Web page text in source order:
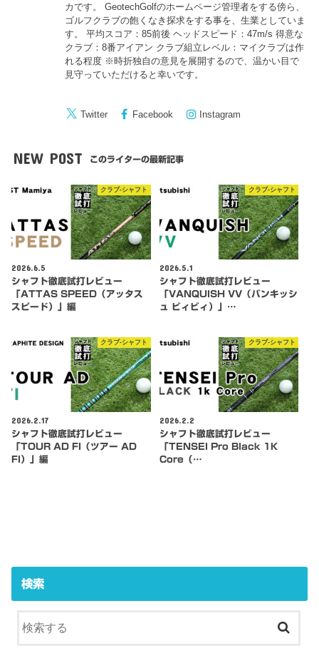
カです。 GeotechGolfのホームページ管理者をする傍ら、
ゴルフクラブの飽くなき探求をする事を、生業としていま
す。 平均スコア：85前後 ヘッドスピード：47m/s 得意な
クラブ：8番アイアン クラブ組立レベル：マイクラブは作
れる程度 ※時折独自の意見を展開するので、温かい目で
見守っていただけると幸いです。
Twitter Facebook Instagram
NEW POST このライターの最新記事
クラブ-シャフト
2026.6.5
シャフト徹底試打レビュー
「ATTAS SPEED（アッタス
スピード）」編
クラブ-シャフト
2026.5.1
シャフト徹底試打レビュー
「VANQUISH VV（バンキッシ
ュ ビィビィ）」…
クラブ-シャフト
2026.2.17
シャフト徹底試打レビュー
「TOUR AD FI（ツアー AD
FI）」編
クラブ-シャフト
2026.2.2
シャフト徹底試打レビュー
「TENSEI Pro Black 1K
Core（…
検索